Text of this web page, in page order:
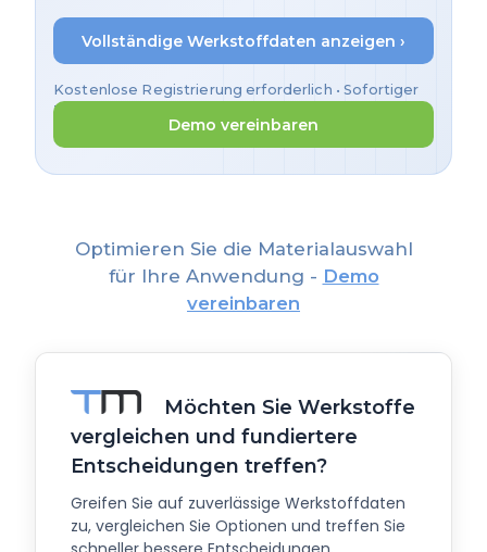
Vollständige Werkstoffdaten anzeigen ›
Kostenlose Registrierung erforderlich • Sofortiger
Zugriff
Demo vereinbaren
Optimieren Sie die Materialauswahl
für Ihre Anwendung - Demo
vereinbaren
Möchten Sie Werkstoffe
vergleichen und fundiertere
Entscheidungen treffen?
Greifen Sie auf zuverlässige Werkstoffdaten
zu, vergleichen Sie Optionen und treffen Sie